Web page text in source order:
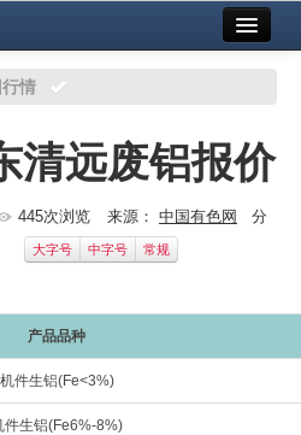
行情
清远废铝报价
445次浏览 来源： 中国有色网
分
大字号 中字号 常规
产品品种
机件生铝(Fe<3%)
件生铝(Fe6%-8%)